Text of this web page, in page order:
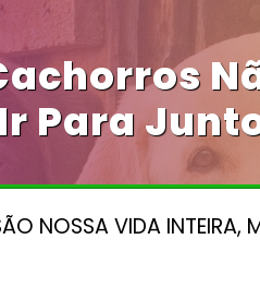
Para
NOSSA VIDA INTEIRA,